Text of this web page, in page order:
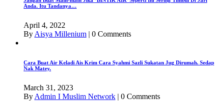
Anda. Itu Tandanya…
April 4, 2022
By Aisya Millenium | 0 Comments
Cara Buat Air Keladi Ais Krim Cara Syahmi Sazli Sukatan Jug Dirumah. Sedap
Nak Matey.
March 31, 2023
By Admin I Muslim Network | 0 Comments